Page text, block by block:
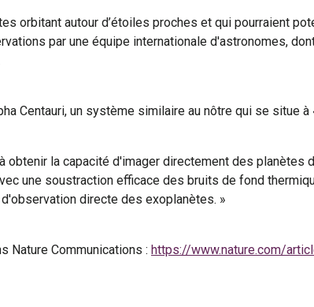
orbitant autour d’étoiles proches et qui pourraient
par une équipe internationale d'astronomes,
Centauri, un système similaire au nôtre qui se situe
obtenir la capacité d'imager directement des planètes
une soustraction efficace des bruits de fond
directe des exoplanètes. »
Nature Communications : https://www.nature.com/